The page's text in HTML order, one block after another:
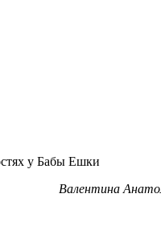
у Бабы Ешки
Валентина